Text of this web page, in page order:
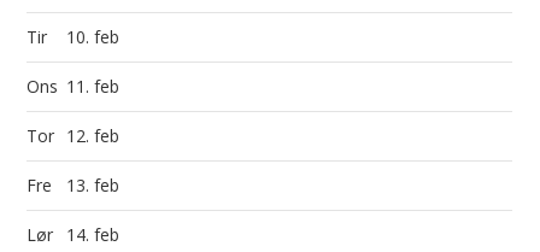
Tir 10. feb
Ons 11. feb
Tor 12. feb
Fre 13. feb
Lør 14. feb